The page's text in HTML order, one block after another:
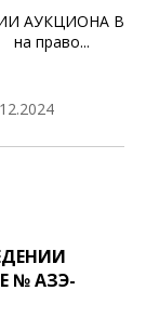
АУКЦИОНА В
право...
№ АЗЭ-